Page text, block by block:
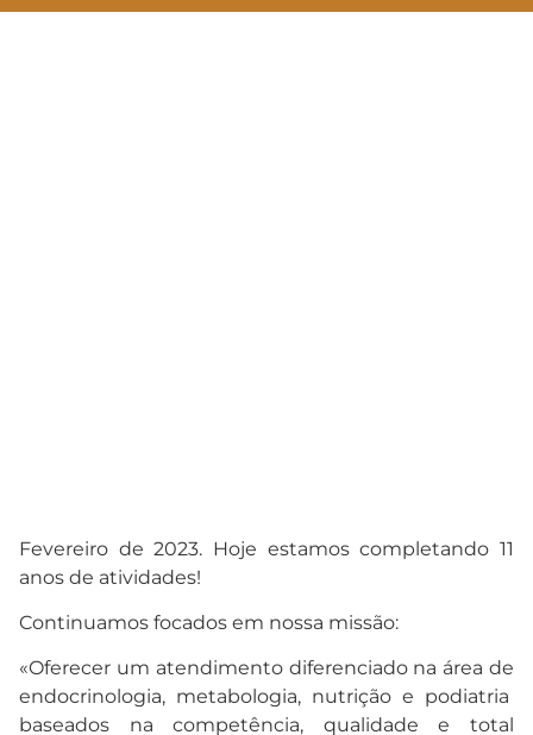
Fevereiro de 2023. Hoje estamos completando 11
anos de atividades!
Continuamos focados em nossa missão:
«Oferecer um atendimento diferenciado na área de
endocrinologia, metabologia, nutrição e podiatria
baseados na competência, qualidade e total